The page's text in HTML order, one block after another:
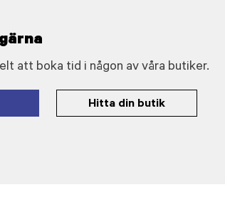
att boka tid i någon av våra butiker.
Hitta din butik